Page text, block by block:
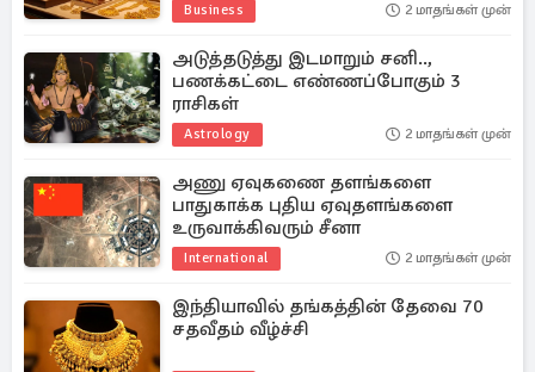
Business 2 மாதங்கள் முன்
அடுத்தடுத்து இடமாறும் சனி..,
பணக்கட்டை எண்ணப்போகும் 3
ராசிகள்
Astrology 2 மாதங்கள் முன்
அணு ஏவுகணை தளங்களை
பாதுகாக்க புதிய ஏவுதளங்களை
உருவாக்கிவரும் சீனா
International 2 மாதங்கள் முன்
இந்தியாவில் தங்கத்தின் தேவை 70
சதவீதம் வீழ்ச்சி